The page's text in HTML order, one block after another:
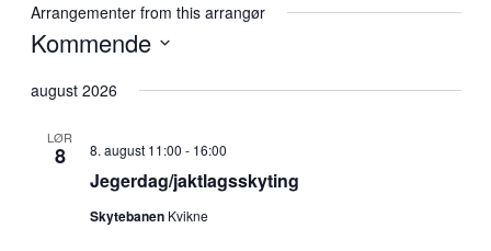
Arrangementer from this arrangør
Kommende
dato.
august 2026
LØR
8
Jegerdag/jaktlagsskyting
8. august 11:00 - 16:00
Skytebanen Kvikne